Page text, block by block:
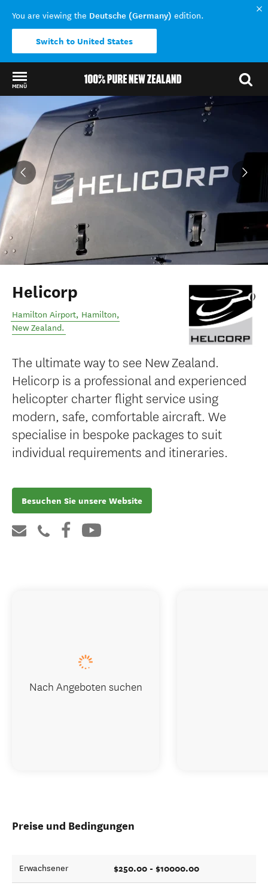
You are viewing the Deutsche (Germany) edition.
Switch to United States
MENÜ
Back to my results
Helicorp
Hamilton Airport, Hamilton,
New Zealand.
The ultimate way to see New Zealand.
Helicorp is a professional and experienced
helicopter charter flight service using
modern, safe, comfortable aircraft. We
specialise in bespoke packages to suit
individual requirements and itineraries.
Besuchen Sie unsere Website
Preise und Bedingungen
Erwachsener $250.00 - $10000.00
Nach Angeboten suchen